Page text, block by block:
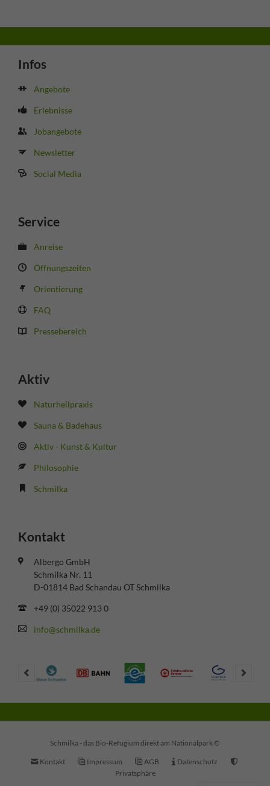
Infos
Angebote
Erlebnisse
Jobangebote
Newsletter
Social Media
Service
Anreise
Öffnungszeiten
Orientierung
FAQ
Pressebereich
Aktiv
Naturheilpraxis
Sauna & Badehaus
Aktiv - Kunst & Kultur
Philosophie
Schmilka
Kontakt
Albergo GmbH
Schmilka Nr. 11
D-01814 Bad Schandau OT Schmilka
+49 (0) 35022 913 0
info@schmilka.de
Schmilka - das Bio-Refugium direkt am Nationalpark ©
Navigation
Kontakt Impressum AGB
Datenschutz
Privatsphäre